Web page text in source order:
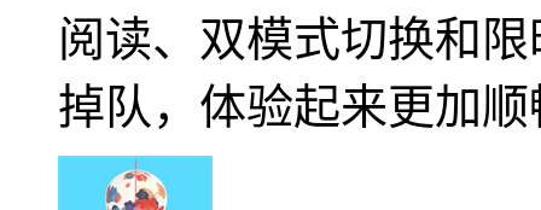
阅读、双模式切换和
掉队，体验起来更加